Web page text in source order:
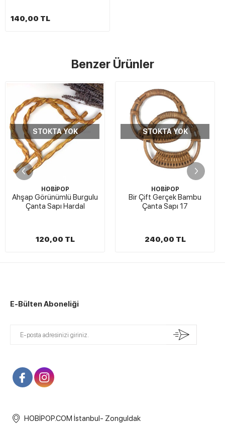
140,00 TL
Benzer Ürünler
STOKTA YOK
HOBİPOP
Ahşap Görünümlü Burgulu
Çanta Sapı Hardal
120,00 TL
STOKTA YOK
HOBİPOP
Bir Çift Gerçek Bambu
Çanta Sapı 17
240,00 TL
E-Bülten Aboneliği
HOBİPOP.COM İstanbul- Zonguldak